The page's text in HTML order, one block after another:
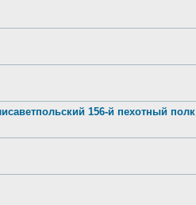
156-й пехотный полк